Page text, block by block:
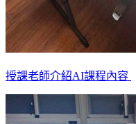
授課老師介紹AI課程內容